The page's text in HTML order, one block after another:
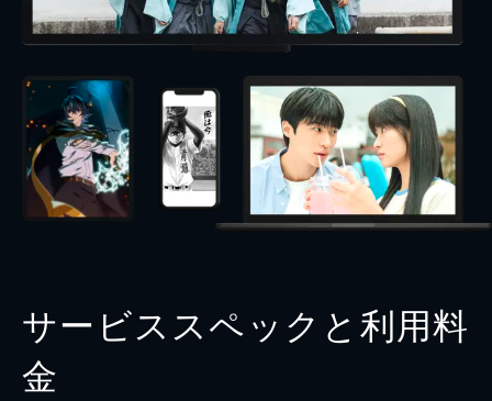
サービススペックと利用料
金